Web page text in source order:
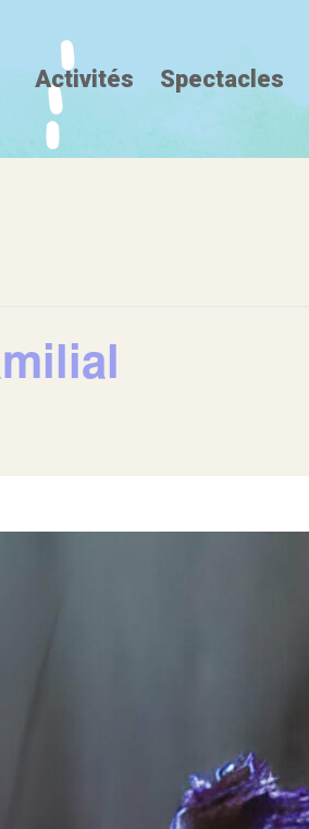
Activités Spectacles